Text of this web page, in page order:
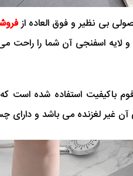
بی نظیر و فوق العاده از
لایه اسفنجی آن شما را راحت
باکیفیت استفاده شده است
غیر لغزنده می باشد و دارای